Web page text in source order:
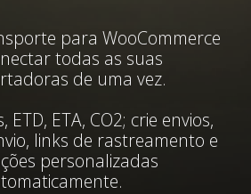
para WooCommerce
todas as suas
de uma vez.
ETD, ETA, CO2; crie envios,
links de rastreamento e
personalizadas